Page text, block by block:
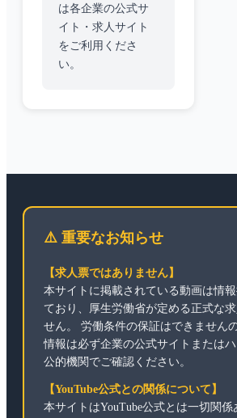
は各企業の公式サ
イト・求人サイト
をご利用くださ
い。
⚠️ 重要なお知らせ
【求人票ではありません】
本サイトに掲載されている動画は情
ており、厚生労働省が定める正式な
せん。 労働条件の保証はできません
情報は必ず企業の公式サイトまたは
公的機関でご確認ください。
【YouTube公式との関係について】
本サイトはYouTube公式とは一切関係